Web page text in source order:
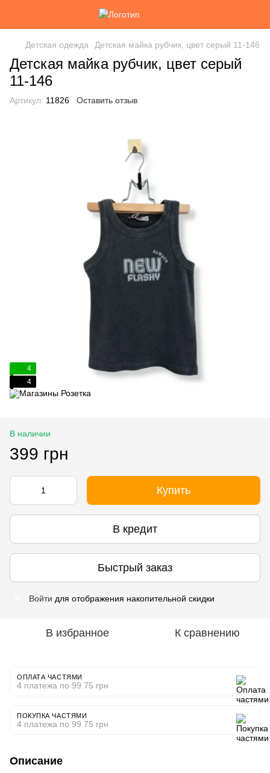
Детская одежда Детская майка рубчик, цвет серый 11-146
Детская майка рубчик, цвет серый
11-146
Артикул: 11826 Оставить отзыв
4
4
В наличии
399 грн
Купить
В кредит
Быстрый заказ
Войти для отображения накопительной скидки
В избранное К сравнению
ОПЛАТА ЧАСТЯМИ
4 платежа по 99.75 грн
ПОКУПКА ЧАСТЯМИ
4 платежа по 99.75 грн
Описание